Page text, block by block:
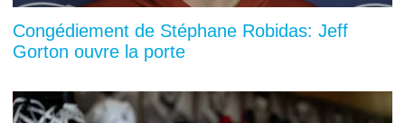
Congédiement de Stéphane Robidas: Jeff
Gorton ouvre la porte